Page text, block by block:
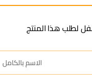
لطلب هذا المنتج